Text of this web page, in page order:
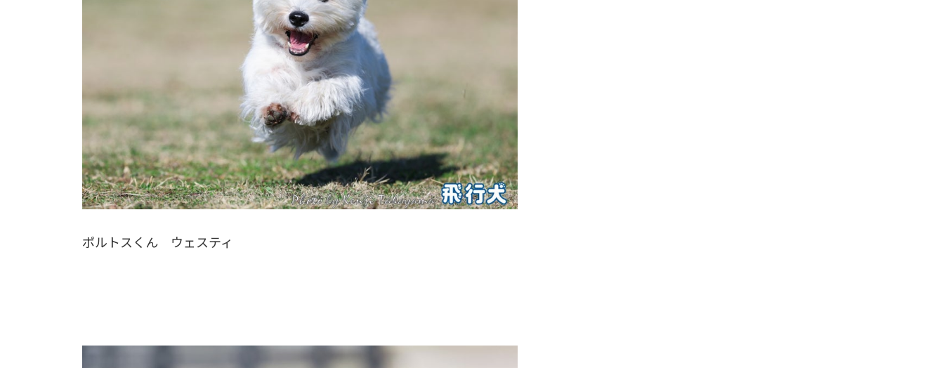
ポルトスくん ウェスティ